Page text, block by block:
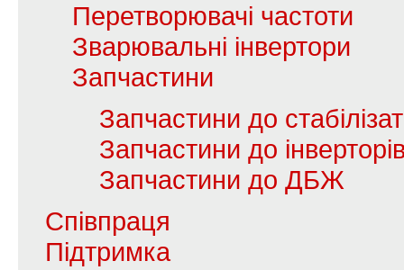
Перетворювачі частоти
Зварювальні інвертори
Запчастини
Запчастини до
Запчастини до
Запчастини до ДБЖ
Співпраця
Підтримка